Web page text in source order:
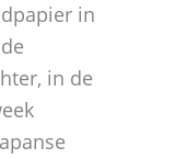
in
in de